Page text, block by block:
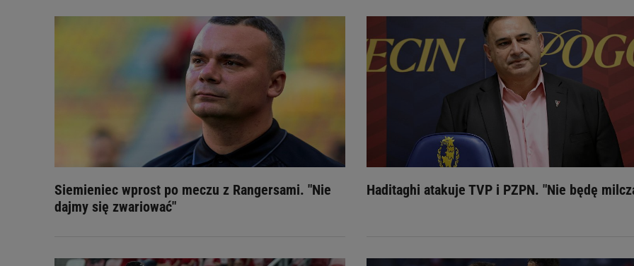
Siemieniec wprost po meczu z Rangersami. "Nie
dajmy się zwariować"
Haditaghi atakuje TVP i PZPN. "Nie będę